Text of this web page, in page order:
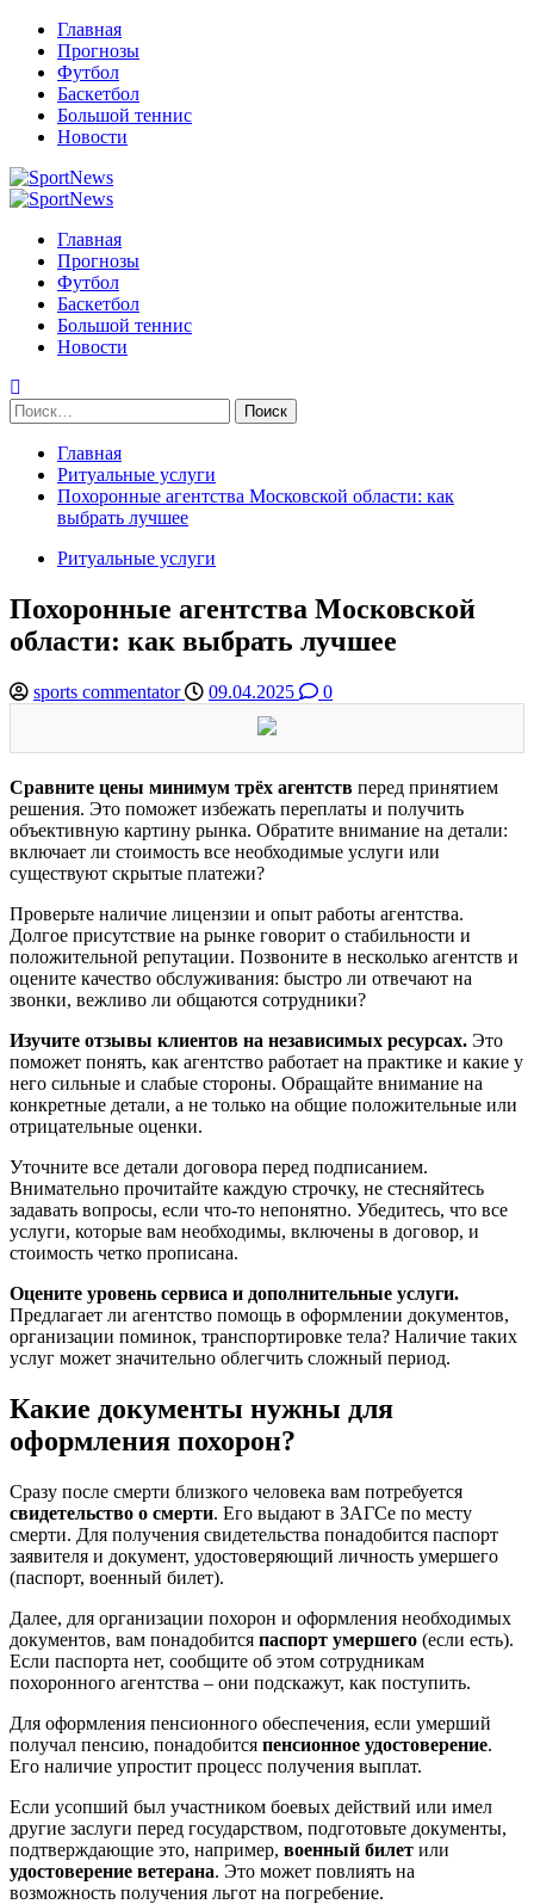
Перейти
содержимому
Главная
Прогнозы
Футбол
Баскетбол
Большой теннис
Новости
Primary
Главная
Прогнозы
Футбол
Баскетбол
Большой теннис
Новости
Найти:
Главная
Ритуальные услуги
Похоронные агентства Московской области: как
выбрать лучшее
Ритуальные услуги
Похоронные агентства Московской
области: как выбрать лучшее
sports commentator 09.04.2025 0
Сравните цены минимум трёх агентств перед принятием
решения. Это поможет избежать переплаты и получить
объективную картину рынка. Обратите внимание на детали:
включает ли стоимость все необходимые услуги или
существуют скрытые платежи?
Проверьте наличие лицензии и опыт работы агентства.
Долгое присутствие на рынке говорит о стабильности и
положительной репутации. Позвоните в несколько агентств и
оцените качество обслуживания: быстро ли отвечают на
звонки, вежливо ли общаются сотрудники?
Изучите отзывы клиентов на независимых ресурсах. Это
поможет понять, как агентство работает на практике и какие у
него сильные и слабые стороны. Обращайте внимание на
конкретные детали, а не только на общие положительные или
отрицательные оценки.
Уточните все детали договора перед подписанием.
Внимательно прочитайте каждую строчку, не стесняйтесь
задавать вопросы, если что-то непонятно. Убедитесь, что все
услуги, которые вам необходимы, включены в договор, и
стоимость четко прописана.
Оцените уровень сервиса и дополнительные услуги.
Предлагает ли агентство помощь в оформлении документов,
организации поминок, транспортировке тела? Наличие таких
услуг может значительно облегчить сложный период.
Какие документы нужны для
оформления похорон?
Сразу после смерти близкого человека вам потребуется
свидетельство о смерти. Его выдают в ЗАГСе по месту
смерти. Для получения свидетельства понадобится паспорт
заявителя и документ, удостоверяющий личность умершего
(паспорт, военный билет).
Далее, для организации похорон и оформления необходимых
документов, вам понадобится паспорт умершего (если есть).
Если паспорта нет, сообщите об этом сотрудникам
похоронного агентства – они подскажут, как поступить.
Для оформления пенсионного обеспечения, если умерший
получал пенсию, понадобится пенсионное удостоверение.
Его наличие упростит процесс получения выплат.
Если усопший был участником боевых действий или имел
другие заслуги перед государством, подготовьте документы,
подтверждающие это, например, военный билет или
удостоверение ветерана. Это может повлиять на
возможность получения льгот на погребение.